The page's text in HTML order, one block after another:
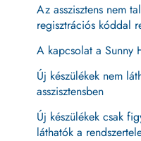
Az asszisztens nem
regisztrációs kóddal
A kapcsolat a Sunny
Új készülékek nem
asszisztensben
Új készülékek csak
láthatók a